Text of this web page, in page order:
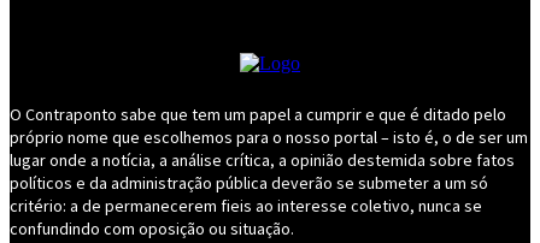
O Contraponto sabe que tem um papel a cumprir e que é ditado pelo
próprio nome que escolhemos para o nosso portal – isto é, o de ser um
lugar onde a notícia, a análise crítica, a opinião destemida sobre fatos
políticos e da administração pública deverão se submeter a um só
critério: a de permanecerem fieis ao interesse coletivo, nunca se
confundindo com oposição ou situação.